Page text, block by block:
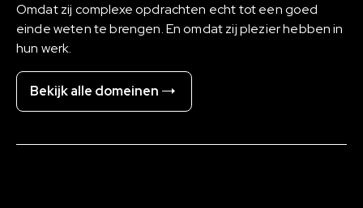
Omdat zij complexe opdrachten echt tot een goed
einde weten te brengen. En omdat zij plezier hebben in
hun werk.
Bekijk alle domeinen